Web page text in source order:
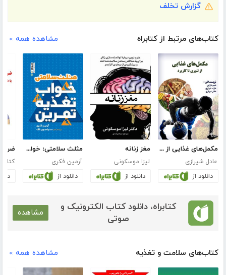
گزارش تخلف
کتاب‌های مرتبط از کتابراه مشاهده همه »
مکمل‌های غذایی از تئوری تا کاربرد
عادل شیرازی
دانلود از
مغز زنانه
لیزا موسکونی
دانلود از
مثلث سلامتی: خواب، تغذیه، تمرین
آرمین فکری
دانلود از
کتابراه، دانلود کتاب الکترونیک و
صوتی
مشاهده
کتاب‌های سلامت و تغذیه مشاهده همه »